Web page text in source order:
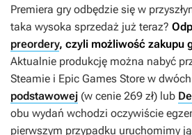
Premiera gry odbędzie się w
taka wysoka sprzedaż już teraz?
preordery, czyli możliwość zakupu
Aktualnie produkcję można nabyć
Steamie i Epic Games Store w
podstawowej (w cenie 269 zł) lub
obu wydań wchodzi oczywiście
pierwszym przypadku uruchomimy